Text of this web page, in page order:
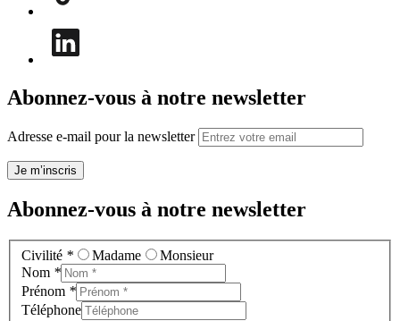
Abonnez-vous à notre newsletter
Adresse e-mail pour la newsletter
Je m’inscris
Abonnez-vous à notre newsletter
Civilité * Madame
Monsieur
Nom *
Prénom *
Téléphone